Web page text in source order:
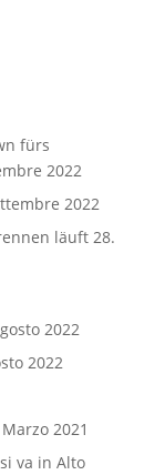
fürs
2022
2022
läuft 28.
2022
2022
2021
va in Alto